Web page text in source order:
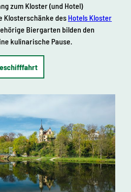
zum Kloster (und Hotel)
Klosterschänke des Hotels Kloster
Biergarten bilden den
kulinarische Pause.